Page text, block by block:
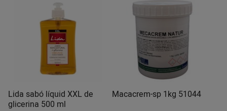
Lida sabó líquid XXL de
glicerina 500 ml
Macacrem-sp 1kg 51044